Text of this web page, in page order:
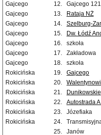
Gajcego
12.
Gajcego
Gajcego
13. Rataja NŻ
Gajcego
14. Szelburg-
Gajcego
15. Dw. Łódź
Gajcego
16.
szkoła
Gajcego
17.
Zakładowa
Gajcego
18.
szkoła
Rokicińska
19. Gajcego
Rokicińska
20.
Rokicińska
21.
Rokicińska
22. Autostrada
Rokicińska
23.
Józefiaka
Rokicińska
24.
25.
Janów